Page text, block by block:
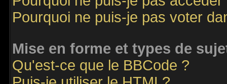
Pourquoi ne puis-je pas voter
Mise en forme et types de
Qu'est-ce que le BBCode ?